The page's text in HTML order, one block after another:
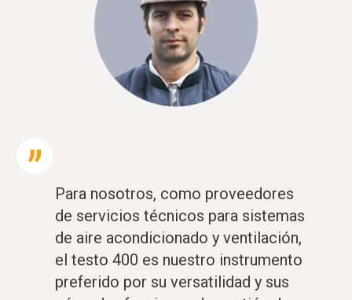
Para nosotros, como proveedores
de servicios técnicos para sistemas
de aire acondicionado y ventilación,
el testo 400 es nuestro instrumento
preferido por su versatilidad y sus